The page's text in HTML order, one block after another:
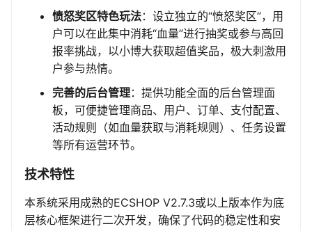
愤怒奖区特色玩法：设立独立的“愤怒奖区”，用
户可以在此集中消耗“血量”进行抽奖或参与高回
报率挑战，以小博大获取超值奖品，极大刺激用
户参与热情。
完善的后台管理：提供功能全面的后台管理面
板，可便捷管理商品、用户、订单、支付配置、
活动规则（如血量获取与消耗规则）、任务设置
等所有运营环节。
技术特性
本系统采用成熟的ECSHOP V2.7.3或以上版本作为底
层核心框架进行二次开发，确保了代码的稳定性和安